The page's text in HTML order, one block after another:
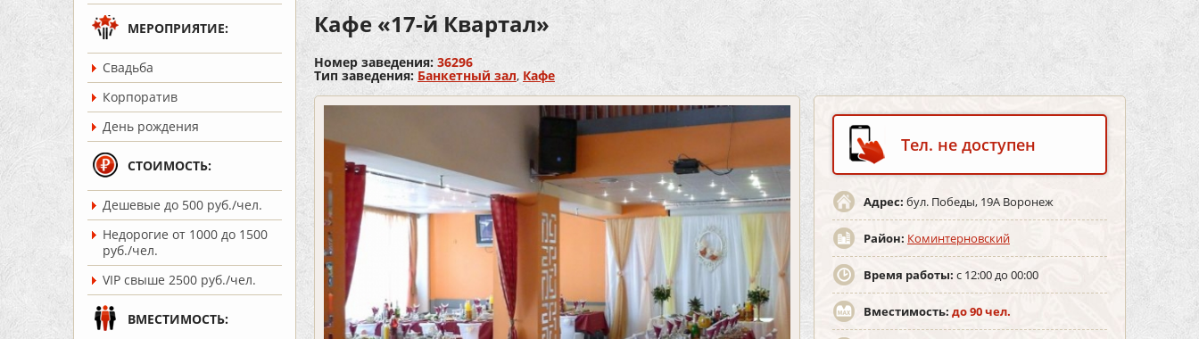
МЕРОПРИЯТИЕ:
Cвадьба
Корпоратив
День рождения
СТОИМОСТЬ:
Дешевые до 500 руб./чел.
Недорогие от 1000 до 1500
руб./чел.
VIP свыше 2500 руб./чел.
ВМЕСТИМОСТЬ:
Кафе «17-й Квартал»
Номер заведения: 36296
Тип заведения: Банкетный зал, Кафе
Тел. не доступен
Адрес: бул. Победы, 19А Воронеж
Район: Коминтерновский
Время работы: с 12:00 до 00:00
Вместимость: до 90 чел.